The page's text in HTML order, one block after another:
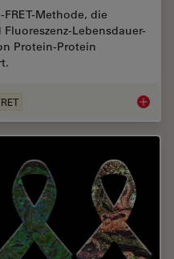
Methode, die
Lebensdauer-
Protein-Protein
Was ist